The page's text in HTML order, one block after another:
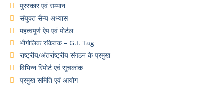
पुरस्कार एवं सम्मान
संयुक्त सैन्य अभ्यास
महत्वपूर्ण ऐप एवं पोर्टल
भौगोलिक संकेतक – G.I. Tag
राष्ट्रीय/अंतर्राष्ट्रीय संगठन के प्रमुख
विभिन्न रिपोर्ट एवं सूचकांक
प्रमुख समिति एवं आयोग